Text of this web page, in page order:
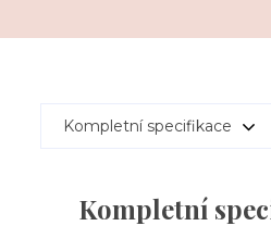
Kompletní specifikace
Kompletní